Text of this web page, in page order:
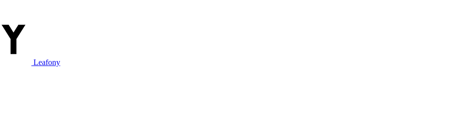
Leafony